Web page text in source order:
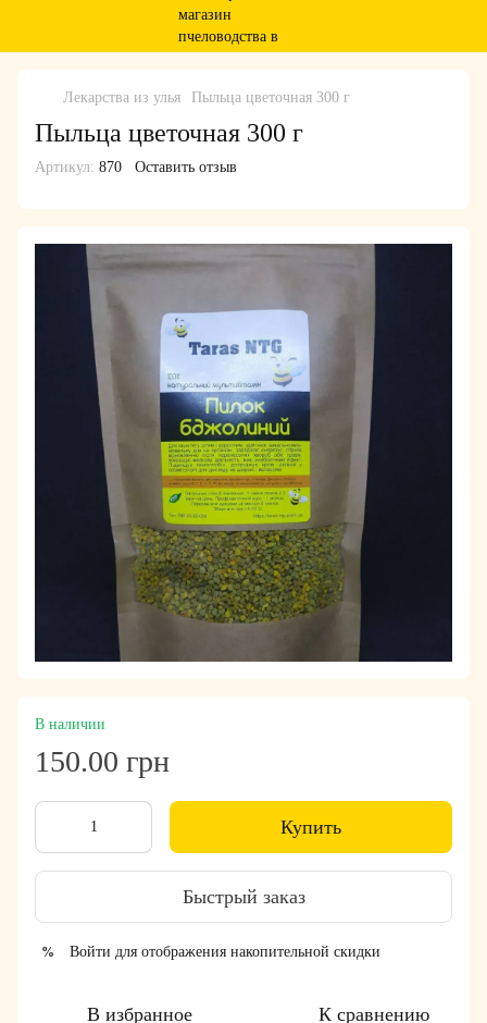
Лекарства из улья Пыльца цветочная 300 г
Пыльца цветочная 300 г
Артикул: 870 Оставить отзыв
В наличии
150.00 грн
Купить
Быстрый заказ
% Войти для отображения накопительной скидки
В избранное К сравнению